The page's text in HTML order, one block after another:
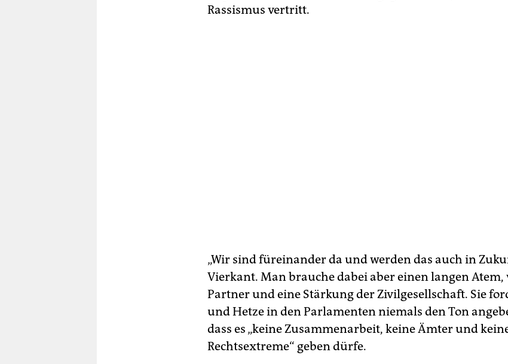
Rassismus vertritt.
„Wir sind füreinander da und werden das auch in
Vierkant. Man brauche dabei aber einen langen Atem,
Partner und eine Stärkung der Zivilgesellschaft. Sie
und Hetze in den Parlamenten niemals den Ton
dass es „keine Zusammenarbeit, keine Ämter und
Rechtsextreme“ geben dürfe.